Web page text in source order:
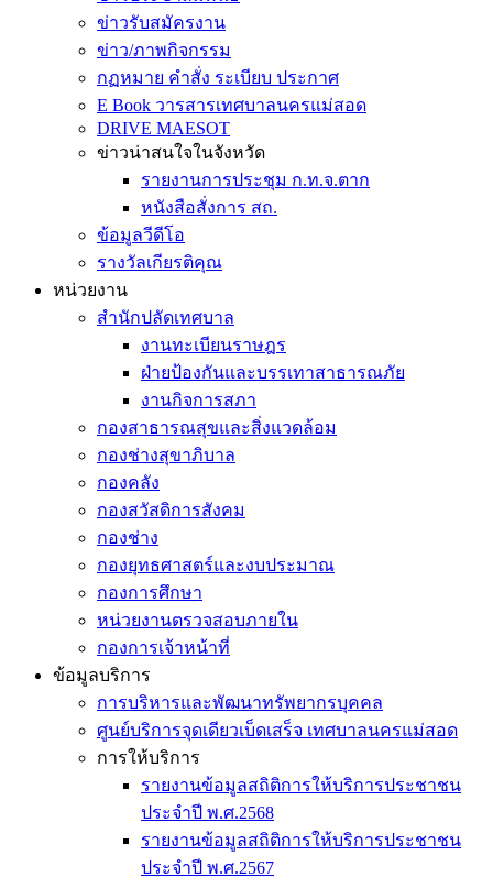
ข่าวรับสมัครงาน
ข่าว/ภาพกิจกรรม
กฏหมาย คำสั่ง ระเบียบ ประกาศ
E Book วารสารเทศบาลนครแม่สอด
DRIVE MAESOT
ข่าวน่าสนใจในจังหวัด
รายงานการประชุม ก.ท.จ.ตาก
หนังสือสั่งการ สถ.
ข้อมูลวีดีโอ
รางวัลเกียรติคุณ
หน่วยงาน
สำนักปลัดเทศบาล
งานทะเบียนราษฎร
ฝ่ายป้องกันและบรรเทาสาธารณภัย
งานกิจการสภา
กองสาธารณสุขและสิ่งแวดล้อม
กองช่างสุขาภิบาล
กองคลัง
กองสวัสดิการสังคม
กองช่าง
กองยุทธศาสตร์และงบประมาณ
กองการศึกษา
หน่วยงานตรวจสอบภายใน
กองการเจ้าหน้าที่
ข้อมูลบริการ
การบริหารและพัฒนาทรัพยากรบุคคล
ศูนย์บริการจุดเดียวเบ็ดเสร็จ เทศบาลนครแม่สอด
การให้บริการ
รายงานข้อมูลสถิติการให้บริการประชาชน
ประจำปี พ.ศ.2568
รายงานข้อมูลสถิติการให้บริการประชาชน
ประจำปี พ.ศ.2567